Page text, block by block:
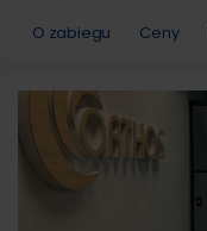
O zabiegu Ceny